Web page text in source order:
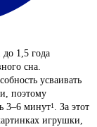
1,5 года
сна.
усваивать
поэтому
3–6 минут1. За этот
игрушки,